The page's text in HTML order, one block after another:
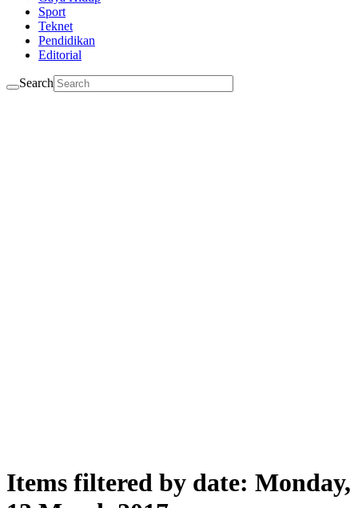
Sport
Teknet
Pendidikan
Editorial
Search
Items filtered by date: Monday,